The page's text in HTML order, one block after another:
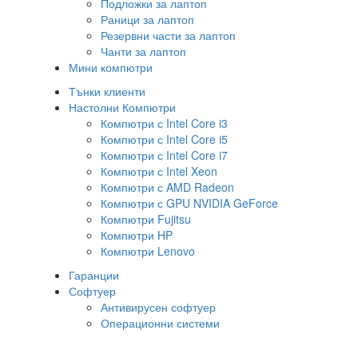
Подложки за лаптоп
Раници за лаптоп
Резервни части за лаптоп
Чанти за лаптоп
Мини компютри
Тънки клиенти
Настолни Компютри
Компютри с Intel Core i3
Компютри с Intel Core i5
Компютри с Intel Core i7
Компютри с Intel Xeon
Компютри с AMD Radeon
Компютри с GPU NVIDIA GeForce
Компютри Fujitsu
Компютри HP
Компютри Lenovo
Гаранции
Софтуер
Антивирусен софтуер
Операционни системи